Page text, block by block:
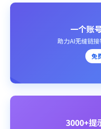
一个账
助力AI无缝链
免
3000+提